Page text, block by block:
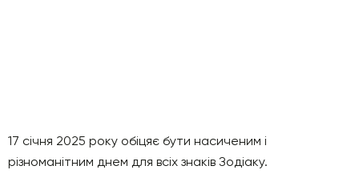
17 січня 2025 року обіцяє бути насиченим і
різноманітним днем для всіх знаків Зодіаку.